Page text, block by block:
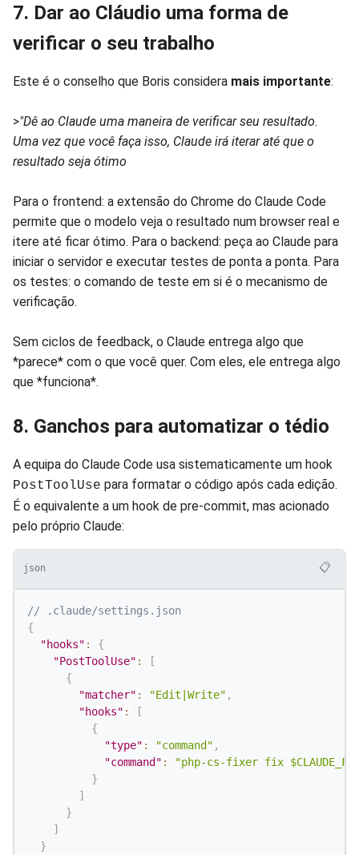
7. Dar ao Cláudio uma forma de
verificar o seu trabalho
Este é o conselho que Boris considera mais importante:
>"Dê ao Claude uma maneira de verificar seu resultado.
Uma vez que você faça isso, Claude irá iterar até que o
resultado seja ótimo
Para o frontend: a extensão do Chrome do Claude Code
permite que o modelo veja o resultado num browser real e
itere até ficar ótimo. Para o backend: peça ao Claude para
iniciar o servidor e executar testes de ponta a ponta. Para
os testes: o comando de teste em si é o mecanismo de
verificação.
Sem ciclos de feedback, o Claude entrega algo que
*parece* com o que você quer. Com eles, ele entrega algo
que *funciona*.
8. Ganchos para automatizar o tédio
A equipa do Claude Code usa sistematicamente um hook
PostToolUse para formatar o código após cada edição.
É o equivalente a um hook de pre-commit, mas acionado
pelo próprio Claude:
json 📋
// .claude/settings.json
{
"hooks" :
{
"PostToolUse" :
[
{
"matcher" : "Edit|Write" ,
"hooks" :
[
{
"type" : "command" ,
"command" :
"php-cs-fixer fix
}
]
}
]
}